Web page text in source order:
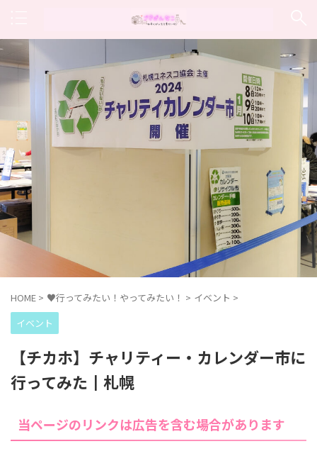
HOME > ♥行ってみたい！やってみたい！ > イベント >
イベント
【チカホ】チャリティー・カレンダー市に
行ってみた┃札幌
当ページのリンクは広告を含む場合があります